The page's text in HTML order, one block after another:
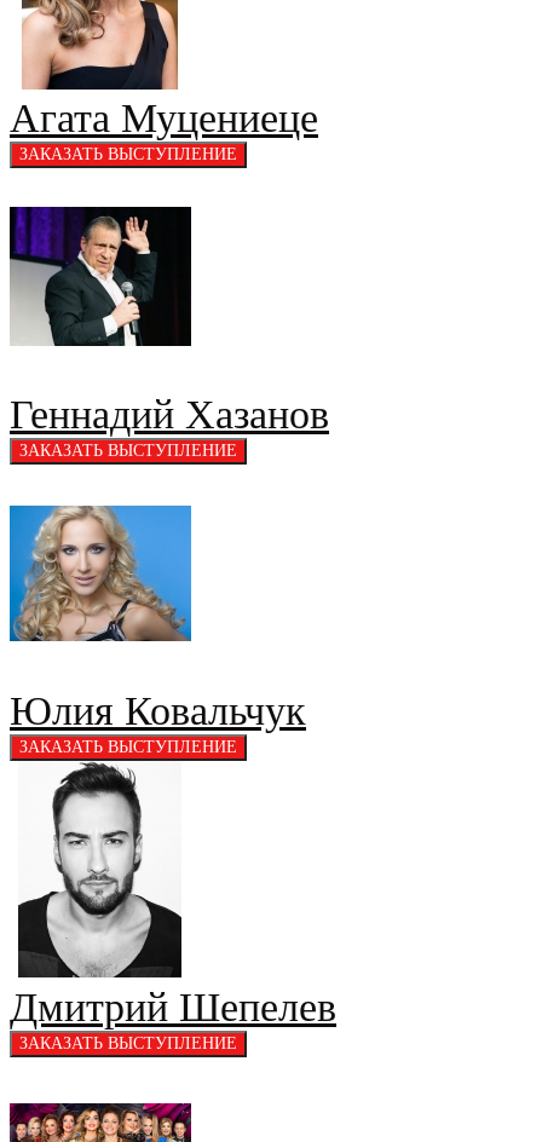
Агата Муцениеце
Геннадий Хазанов
Юлия Ковальчук
Дмитрий Шепелев